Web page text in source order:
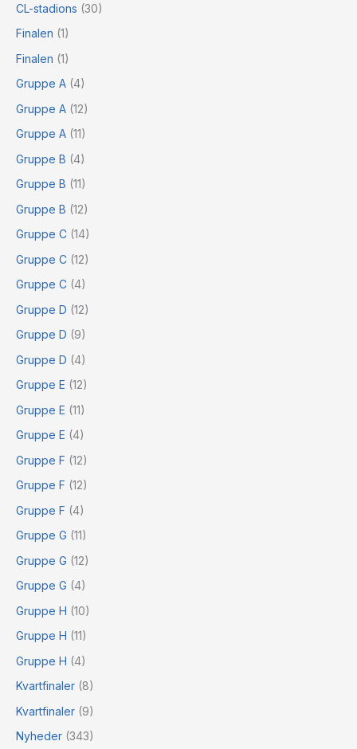
CL-stadions (30)
Finalen (1)
Finalen (1)
Gruppe A (4)
Gruppe A (12)
Gruppe A (11)
Gruppe B (4)
Gruppe B (11)
Gruppe B (12)
Gruppe C (14)
Gruppe C (12)
Gruppe C (4)
Gruppe D (12)
Gruppe D (9)
Gruppe D (4)
Gruppe E (12)
Gruppe E (11)
Gruppe E (4)
Gruppe F (12)
Gruppe F (12)
Gruppe F (4)
Gruppe G (11)
Gruppe G (12)
Gruppe G (4)
Gruppe H (10)
Gruppe H (11)
Gruppe H (4)
Kvartfinaler (8)
Kvartfinaler (9)
Nyheder (343)